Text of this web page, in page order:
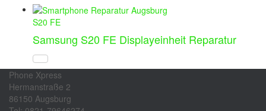
S20 FE
Samsung S20 FE Displayeinheit Reparatur
Phone Xpress
Hermanstraße 2
86150 Augsburg